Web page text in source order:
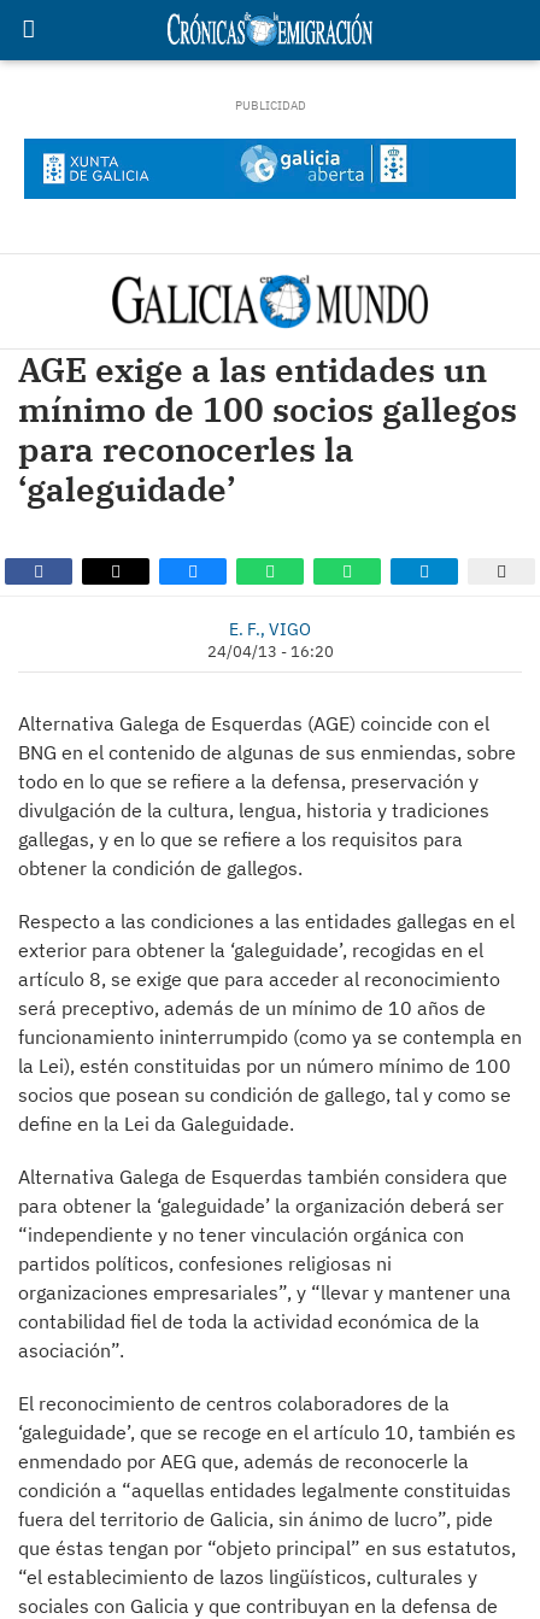
AGE exige a las entidades un
mínimo de 100 socios gallegos
para reconocerles la
‘galeguidade’
E. F., VIGO
24/04/13 - 16:20
Alternativa Galega de Esquerdas (AGE) coincide con el
BNG en el contenido de algunas de sus enmiendas, sobre
todo en lo que se refiere a la defensa, preservación y
divulgación de la cultura, lengua, historia y tradiciones
gallegas, y en lo que se refiere a los requisitos para
obtener la condición de gallegos.
Respecto a las condiciones a las entidades gallegas en el
exterior para obtener la ‘galeguidade’, recogidas en el
artículo 8, se exige que para acceder al reconocimiento
será preceptivo, además de un mínimo de 10 años de
funcionamiento ininterrumpido (como ya se contempla en
la Lei), estén constituidas por un número mínimo de 100
socios que posean su condición de gallego, tal y como se
define en la Lei da Galeguidade.
Alternativa Galega de Esquerdas también considera que
para obtener la ‘galeguidade’ la organización deberá ser
“independiente y no tener vinculación orgánica con
partidos políticos, confesiones religiosas ni
organizaciones empresariales”, y “llevar y mantener una
contabilidad fiel de toda la actividad económica de la
asociación”.
El reconocimiento de centros colaboradores de la
‘galeguidade’, que se recoge en el artículo 10, también es
enmendado por AEG que, además de reconocerle la
condición a “aquellas entidades legalmente constituidas
fuera del territorio de Galicia, sin ánimo de lucro”, pide
que éstas tengan por “objeto principal” en sus estatutos,
“el establecimiento de lazos lingüísticos, culturales y
sociales con Galicia y que contribuyan en la defensa de